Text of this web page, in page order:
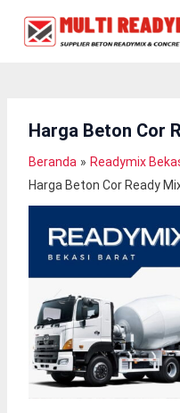
Harga Beton Cor
Beranda
Readymix
Harga Beton Cor Ready